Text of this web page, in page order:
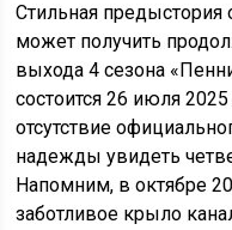
Стильная
может получить
выхода 4 сезона
состоится 26 июля
отсутствие
надежды увидеть
Напомним, в октябре
заботливое крыло